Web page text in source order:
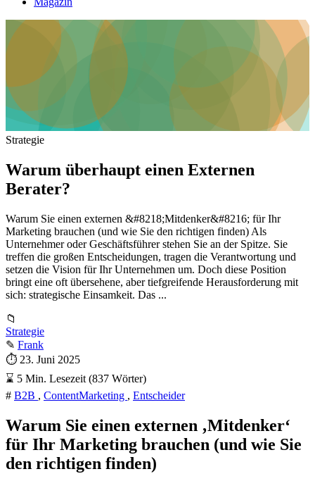
Strategie
Warum überhaupt einen Externen
Berater?
Warum Sie einen externen &#8218;Mitdenker&#8216; für Ihr
Marketing brauchen (und wie Sie den richtigen finden) Als
Unternehmer oder Geschäftsführer stehen Sie an der Spitze. Sie
treffen die großen Entscheidungen, tragen die Verantwortung und
setzen die Vision für Ihr Unternehmen um. Doch diese Position
bringt eine oft übersehene, aber tiefgreifende Herausforderung mit
sich: strategische Einsamkeit. Das ...
📁
Strategie
✎ Frank
⏱ 23. Juni 2025
⌛ 5 Min. Lesezeit (837 Wörter)
# B2B , ContentMarketing , Entscheider
Warum Sie einen externen ‚Mitdenker‘
für Ihr Marketing brauchen (und wie Sie
den richtigen finden)